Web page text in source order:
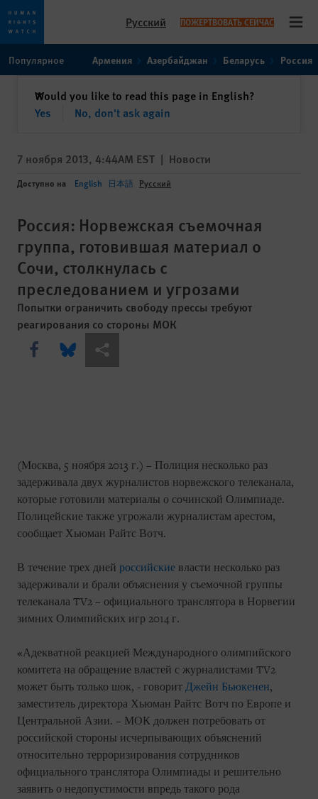
toto
content
Русский ПОЖЕРТВОВАТЬ СЕЙЧАС
Популярное Армения Азербайджан Беларусь Россия
Would you like to read this page in English?
Yes
No, don't ask again
✕закрыть
7 ноября 2013, 4:44AM EST | Новости
Доступно на English 日本語 Русский
Россия: Норвежская съемочная
группа, готовившая материал о
Сочи, столкнулась с
преследованием и угрозами
Попытки ограничить свободу прессы требуют
реагирования со стороны МОК
Share this via Facebook
Share this via Bluesky
Share this via Поделиться
(Москва, 5 ноября 2013 г.) – Полиция несколько раз
задерживала двух журналистов норвежского телеканала,
которые готовили материалы о сочинской Олимпиаде.
Полицейские также угрожали журналистам арестом,
сообщает Хьюман Райтс Вотч.
В течение трех дней российские власти несколько раз
задерживали и брали объяснения у съемочной группы
телеканала TV2 – официального транслятора в Норвегии
зимних Олимпийских игр 2014 г.
«Адекватной реакцией Международного олимпийского
комитета на обращение властей с журналистами TV2
может быть только шок, - говорит Джейн Бьюкенен,
заместитель директора Хьюман Райтс Вотч по Европе и
Центральной Азии. – МОК должен потребовать от
российской стороны исчерпывающих объяснений
относительно терроризирования сотрудников
официального транслятора Олимпиады и решительно
заявить о недопустимости впредь такого рода